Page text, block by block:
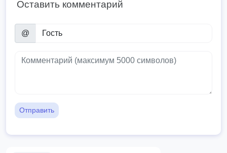
Оставить комментарий
@
Отправить